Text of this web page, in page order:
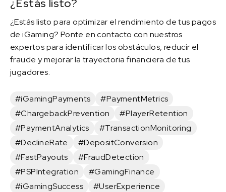
¿Estás listo?
¿Estás listo para optimizar el rendimiento de tus pagos
de iGaming? Ponte en contacto con nuestros
expertos para identificar los obstáculos, reducir el
fraude y mejorar la trayectoria financiera de tus
jugadores.
#iGamingPayments
#PaymentMetrics
#ChargebackPrevention
#PlayerRetention
#PaymentAnalytics
#TransactionMonitoring
#DeclineRate
#DepositConversion
#FastPayouts
#FraudDetection
#PSPIntegration
#GamingFinance
#iGamingSuccess
#UserExperience